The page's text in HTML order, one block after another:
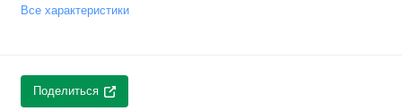
Все характеристики
Поделиться